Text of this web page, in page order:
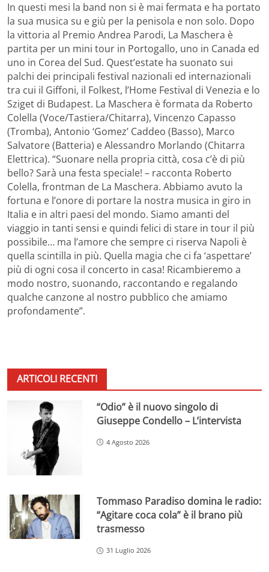
In questi mesi la band non si è mai fermata e ha portato
la sua musica su e giù per la penisola e non solo. Dopo
la vittoria al Premio Andrea Parodi, La Maschera è
partita per un mini tour in Portogallo, uno in Canada ed
uno in Corea del Sud. Quest’estate ha suonato sui
palchi dei principali festival nazionali ed internazionali
tra cui il Giffoni, il Folkest, l’Home Festival di Venezia e lo
Sziget di Budapest. La Maschera è formata da Roberto
Colella (Voce/Tastiera/Chitarra), Vincenzo Capasso
(Tromba), Antonio ‘Gomez’ Caddeo (Basso), Marco
Salvatore (Batteria) e Alessandro Morlando (Chitarra
Elettrica). “Suonare nella propria città, cosa c’è di più
bello? Sarà una festa speciale! – racconta Roberto
Colella, frontman de La Maschera. Abbiamo avuto la
fortuna e l’onore di portare la nostra musica in giro in
Italia e in altri paesi del mondo. Siamo amanti del
viaggio in tanti sensi e quindi felici di stare in tour il più
possibile… ma l’amore che sempre ci riserva Napoli è
quella scintilla in più. Quella magia che ci fa ‘aspettare’
più di ogni cosa il concerto in casa! Ricambieremo a
modo nostro, suonando, raccontando e regalando
qualche canzone al nostro pubblico che amiamo
profondamente”.
ARTICOLI RECENTI
“Odio” è il nuovo singolo di
Giuseppe Condello – L’intervista
4 Agosto 2026
Tommaso Paradiso domina le radio:
“Agitare coca cola” è il brano più
trasmesso
31 Luglio 2026